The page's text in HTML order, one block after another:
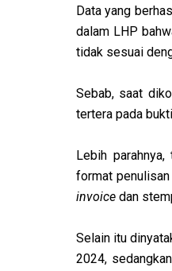
Data yang
dalam LHP
tidak sesuai
Sebab, saat
tertera pada
Lebih
format penulisan
invoice dan
Selain itu
2024, sedangkan